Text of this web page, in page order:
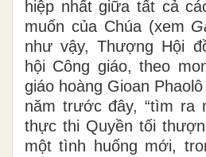
hiệp nhất giữa tất cả
muốn của Chúa (xem
như vậy, Thượng Hội
hội Công giáo, theo
giáo hoàng Gioan
năm trước đây, “tìm ra
thực thi Quyền tối
một tình huống mới,